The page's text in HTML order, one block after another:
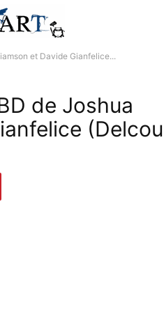
et Davide Gianfelice...
de Joshua